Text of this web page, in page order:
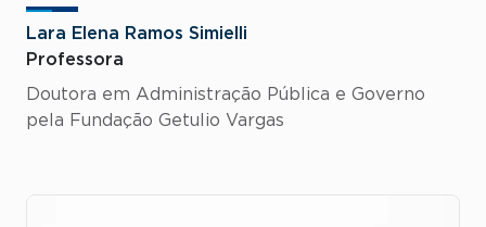
Lara Elena Ramos Simielli
Professora
Doutora em Administração Pública e Governo
pela Fundação Getulio Vargas